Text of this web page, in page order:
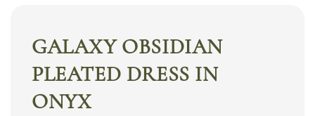
GALAXY OBSIDIAN
PLEATED DRESS IN
ONYX